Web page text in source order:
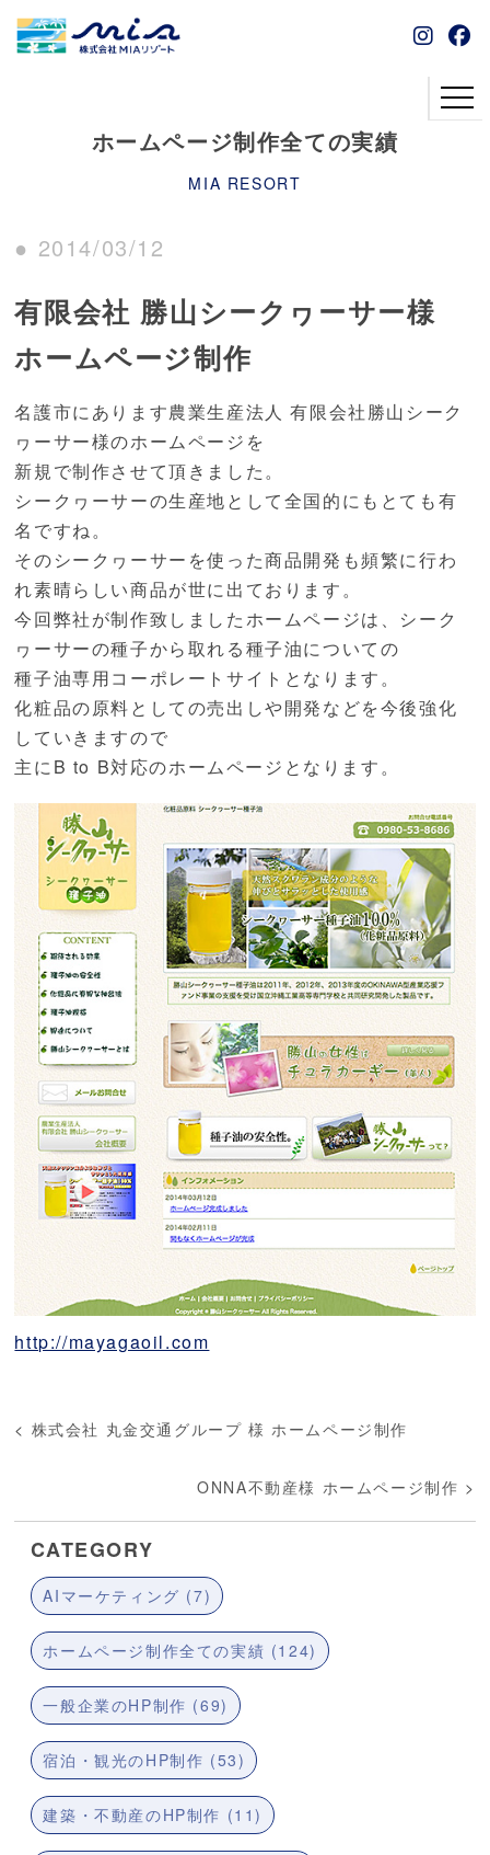
ホームページ制作全ての実績
MIA RESORT
● 2014/03/12
有限会社 勝山シークヮーサー様
ホームページ制作
名護市にあります農業生産法人 有限会社勝山シーク
ヮーサー様のホームページを
新規で制作させて頂きました。
シークヮーサーの生産地として全国的にもとても有
名ですね。
そのシークヮーサーを使った商品開発も頻繁に行わ
れ素晴らしい商品が世に出ております。
今回弊社が制作致しましたホームページは、シーク
ヮーサーの種子から取れる種子油についての
種子油専用コーポレートサイトとなります。
化粧品の原料としての売出しや開発などを今後強化
していきますので
主にB to B対応のホームページとなります。
http://mayagaoil.com
< 株式会社 丸金交通グループ 様 ホームページ制作
ONNA不動産様 ホームページ制作 >
CATEGORY
AIマーケティング (7)
ホームページ制作全ての実績 (124)
一般企業のHP制作 (69)
宿泊・観光のHP制作 (53)
建築・不動産のHP制作 (11)